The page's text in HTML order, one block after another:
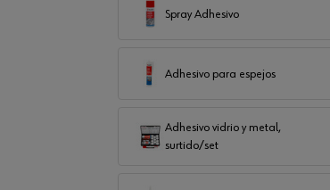
Spray Adhesivo
Adhesivo para espejos
Adhesivo vidrio y metal,
surtido/set